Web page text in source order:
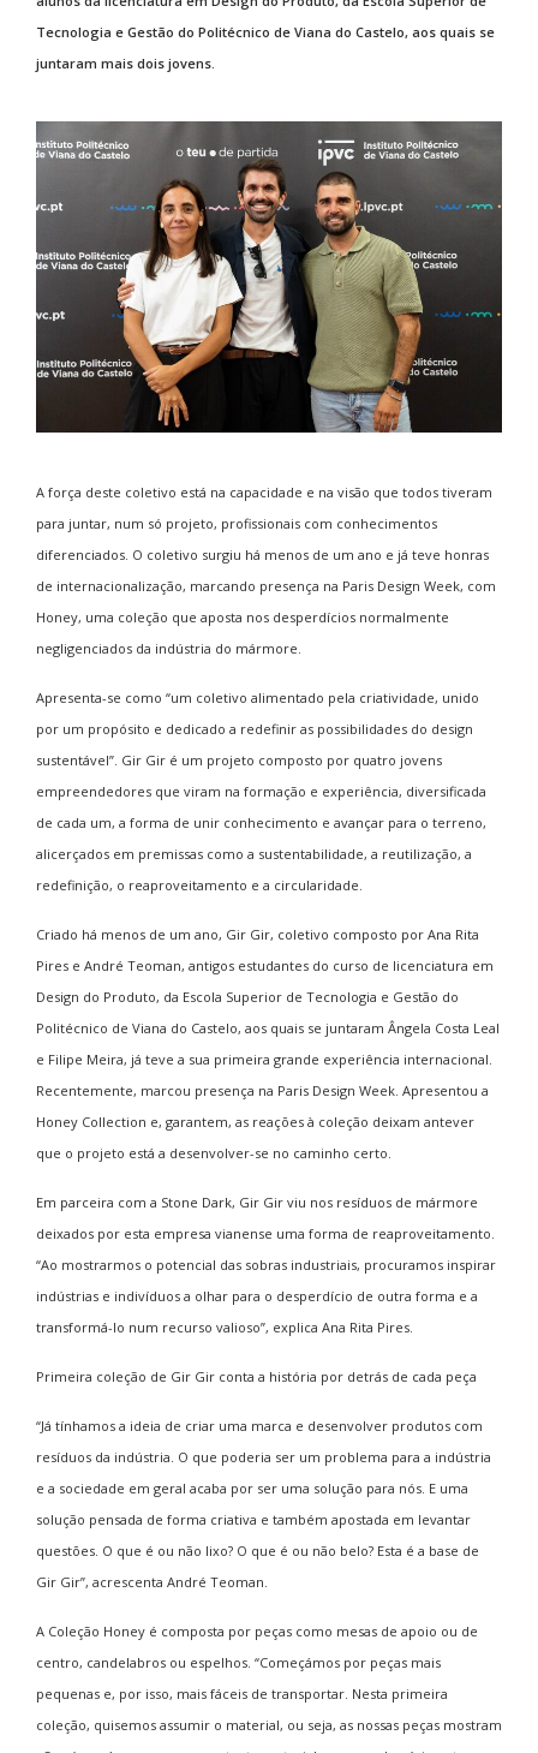
Tecnologia e Gestão do Politécnico de Viana do Castelo, aos quais se
juntaram mais dois jovens.
A força deste coletivo está na capacidade e na visão que todos tiveram
para juntar, num só projeto, profissionais com conhecimentos
diferenciados. O coletivo surgiu há menos de um ano e já teve honras
de internacionalização, marcando presença na Paris Design Week, com
Honey, uma coleção que aposta nos desperdícios normalmente
negligenciados da indústria do mármore.
Apresenta-se como “um coletivo alimentado pela criatividade, unido
por um propósito e dedicado a redefinir as possibilidades do design
sustentável”. Gir Gir é um projeto composto por quatro jovens
empreendedores que viram na formação e experiência, diversificada
de cada um, a forma de unir conhecimento e avançar para o terreno,
alicerçados em premissas como a sustentabilidade, a reutilização, a
redefinição, o reaproveitamento e a circularidade.
Criado há menos de um ano, Gir Gir, coletivo composto por Ana Rita
Pires e André Teoman, antigos estudantes do curso de licenciatura em
Design do Produto, da Escola Superior de Tecnologia e Gestão do
Politécnico de Viana do Castelo, aos quais se juntaram Ângela Costa Leal
e Filipe Meira, já teve a sua primeira grande experiência internacional.
Recentemente, marcou presença na Paris Design Week. Apresentou a
Honey Collection e, garantem, as reações à coleção deixam antever
que o projeto está a desenvolver-se no caminho certo.
Em parceira com a Stone Dark, Gir Gir viu nos resíduos de mármore
deixados por esta empresa vianense uma forma de reaproveitamento.
“Ao mostrarmos o potencial das sobras industriais, procuramos inspirar
indústrias e indivíduos a olhar para o desperdício de outra forma e a
transformá-lo num recurso valioso”, explica Ana Rita Pires.
Primeira coleção de Gir Gir conta a história por detrás de cada peça
“Já tínhamos a ideia de criar uma marca e desenvolver produtos com
resíduos da indústria. O que poderia ser um problema para a indústria
e a sociedade em geral acaba por ser uma solução para nós. E uma
solução pensada de forma criativa e também apostada em levantar
questões. O que é ou não lixo? O que é ou não belo? Esta é a base de
Gir Gir”, acrescenta André Teoman.
A Coleção Honey é composta por peças como mesas de apoio ou de
centro, candelabros ou espelhos. “Começámos por peças mais
pequenas e, por isso, mais fáceis de transportar. Nesta primeira
coleção, quisemos assumir o material, ou seja, as nossas peças mostram